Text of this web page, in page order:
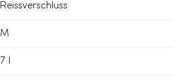
Reissverschluss
M
7 l